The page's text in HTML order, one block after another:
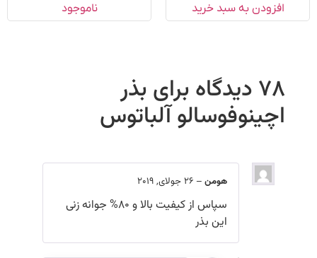
افزودن به سبد خرید ناموجود
78 دیدگاه برای بذر
اچینوفوسالو آلباتوس
هومن–26 جولای, 2019
سپاس از کیفیت بالا و 80% جوانه زنی
این بذر